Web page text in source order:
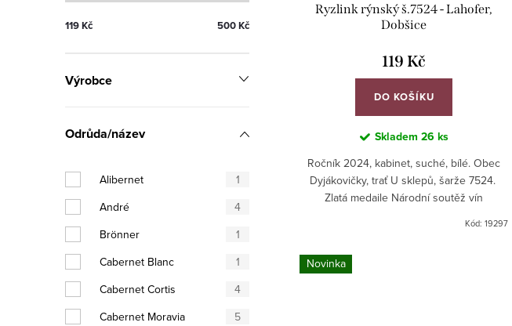
119Kč 500Kč
Výrobce
Odrůda/název
Alibernet
1
André
4
Brönner
1
Cabernet Blanc
1
Cabernet Cortis
4
Cabernet Moravia
5
Ryzlink rýnský š.7524 - Lahofer,
Dobšice
119 Kč
DO KOŠÍKU
Skladem 26 ks
Ročník 2024, kabinet, suché, bílé. Obec
Dyjákovičky, trať U sklepů, šarže 7524.
Zlatá medaile Národní soutěž vín
Kód:19297
Novinka